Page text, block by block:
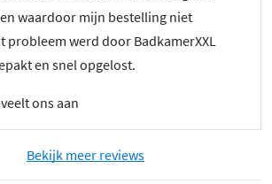
waardoor mijn bestelling niet
probleem werd door BadkamerXXL
en snel opgelost.
ons aan
Bekijk meer reviews